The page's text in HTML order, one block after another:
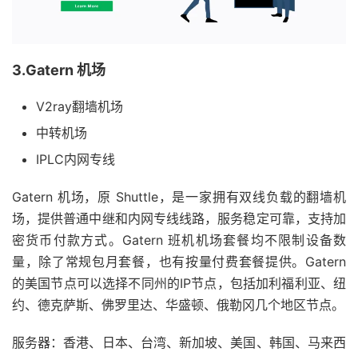
3.Gatern 机场
V2ray翻墙机场
中转机场
IPLC内网专线
Gatern 机场，原 Shuttle，是一家拥有双线负载的翻墙机
场，提供普通中继和内网专线线路，服务稳定可靠，支持加
密货币付款方式。Gatern 班机机场套餐均不限制设备数
量，除了常规包月套餐，也有按量付费套餐提供。Gatern
的美国节点可以选择不同州的IP节点，包括加利福利亚、纽
约、德克萨斯、佛罗里达、华盛顿、俄勒冈几个地区节点。
服务器：香港、日本、台湾、新加坡、美国、韩国、马来西